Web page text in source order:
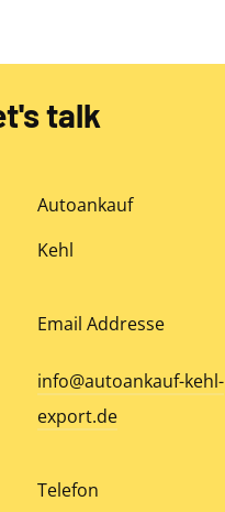
talk
Autoankauf
Kehl
Email Addresse
info@autoankauf-kehl-
export.de
Telefon